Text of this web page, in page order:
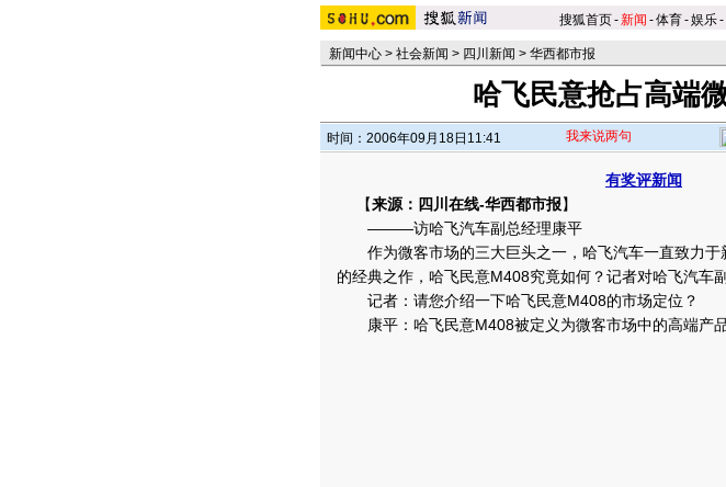
搜狐首页-新闻 -体育-娱乐-
新闻中心 > 社会新闻 > 四川新闻 > 华西都市报
哈飞民意抢占高端
时间：2006年09月18日11:41 我来说两句
有奖评新闻
【来源：四川在线-华西都市报】
———访哈飞汽车副总经理康平
作为微客市场的三大巨头之一，哈飞汽车一直致力于
的经典之作，哈飞民意M408究竟如何？记者对哈飞汽车
记者：请您介绍一下哈飞民意M408的市场定位？
康平：哈飞民意M408被定义为微客市场中的高端产品